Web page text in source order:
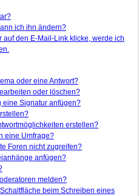
ich ihn ändern?
den E-Mail-Link klicke, werde ich
oder eine Antwort?
oder löschen?
eine Signatur anfügen?
erstellen?
eine Umfrage?
Foren nicht zugreifen?
anfügen?
melden?
beim Schreiben eines